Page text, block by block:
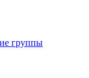
группы